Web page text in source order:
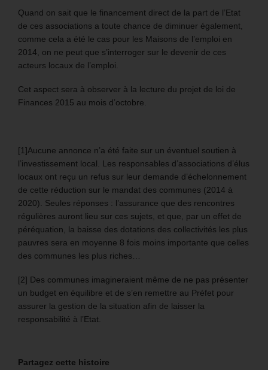
Quand on sait que le financement direct de la part de l’Etat
de ces associations a toute chance de diminuer également,
comme cela a été le cas pour les Maisons de l’emploi en
2014, on ne peut que s’interroger sur le devenir de ces
acteurs locaux de l’emploi.
Cet aspect sera à observer à la lecture du projet de loi de
Finances 2015 au mois d’octobre.
[1]Aucune annonce n’a été faite sur un éventuel soutien à
l’investissement local. Les responsables d’associations d’élus
locaux ont reçu un refus sur leur demande d’échelonnement
de cette réduction sur le mandat des communes (2014 à
2020). Seules réponses : l’assurance que des rencontres
régulières auront lieu sur ces sujets, et que, par un effet de
péréquation, la baisse des dotations des collectivités les plus
pauvres sera en moyenne 8 fois moins importante que celles
des communes les plus riches…
[2] Des communes imagineraient même de ne pas présenter
un budget en équilibre et de s’en remettre au Préfet pour
assurer la gestion de la situation afin de laisser la
responsabilité à l’Etat.
Partagez cette histoire